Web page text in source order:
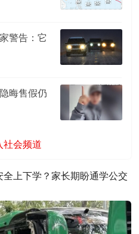
警告：它
晦售假仍
社会频道
上下学？家长期盼通学公交